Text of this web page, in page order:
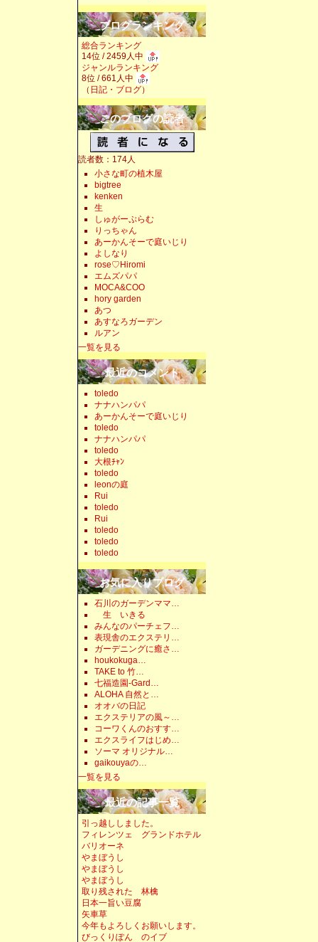
ブログランキング
総合ランキング
14位 / 2459人中
ジャンルランキング
8位 / 661人中
（ 日記・ブログ）
このブログの読者
読者数：174人
小さな町の植木屋
bigtree
kenken
生
しゅがーぷらむ
りっちゃん
あーかんそーで庭いじり
よしなり
rose♡Hiromi
エムズパパ
MOCA&COO
hory garden
あつ
あすなろガーデン
ルアン
一覧を見る
最近のコメント
toledo
ナナハンパパ
あーかんそーで庭いじり
toledo
ナナハンパパ
toledo
大根ﾁｬﾝ
toledo
leonの庭
Rui
toledo
Rui
toledo
toledo
toledo
お気に入りブログ
石川のガーデンママ…
生 いきる
みんなのパーチェフ…
表現舎のエクステリ…
ガーデニングに癒さ…
houkokuga…
TAKE to 竹…
七福造園-Gard…
ALOHA 自然と…
オオバの日記
エクステリアの風～…
コーワくんのおすす…
エクスライフはじめ…
ソーマ オリジナル…
gaikouyaの…
一覧を見る
最近の記事一覧
引っ越ししました。
フィレンツェ グランドホテル
バリオーネ
やまぼうし
やまぼうし
やまぼうし
取り残された 林檎
日本一旨い豆腐
矢車草
今年もよろしくお願いします。
びっくりぽん のイブ